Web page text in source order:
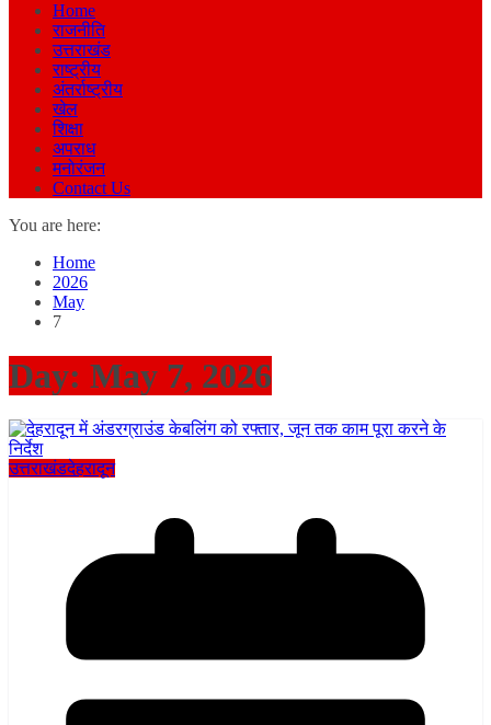
Home
राजनीति
उत्तराखंड
राष्ट्रीय
अंतर्राष्ट्रीय
खेल
शिक्षा
अपराध
मनोरंजन
Contact Us
You are here:
Home
2026
May
7
Day: May 7, 2026
उत्तराखंडदेहरादून